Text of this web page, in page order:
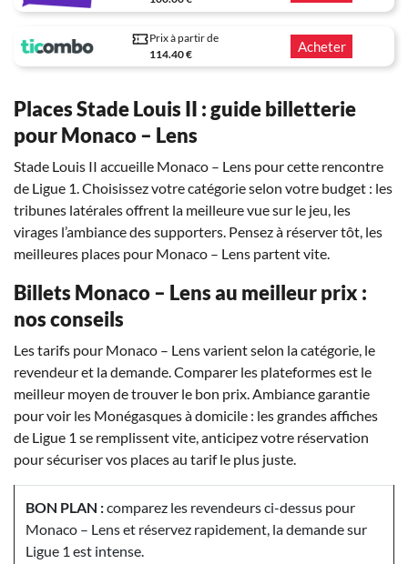
Prix à partir de
114.40 €
Acheter
Places Stade Louis II : guide billetterie
pour Monaco – Lens
Stade Louis II accueille Monaco – Lens pour cette rencontre
de Ligue 1. Choisissez votre catégorie selon votre budget : les
tribunes latérales offrent la meilleure vue sur le jeu, les
virages l’ambiance des supporters. Pensez à réserver tôt, les
meilleures places pour Monaco – Lens partent vite.
Billets Monaco – Lens au meilleur prix :
nos conseils
Les tarifs pour Monaco – Lens varient selon la catégorie, le
revendeur et la demande. Comparer les plateformes est le
meilleur moyen de trouver le bon prix. Ambiance garantie
pour voir les Monégasques à domicile : les grandes affiches
de Ligue 1 se remplissent vite, anticipez votre réservation
pour sécuriser vos places au tarif le plus juste.
BON PLAN :comparez les revendeurs ci-dessus pour
Monaco – Lens et réservez rapidement, la demande sur
Ligue 1 est intense.